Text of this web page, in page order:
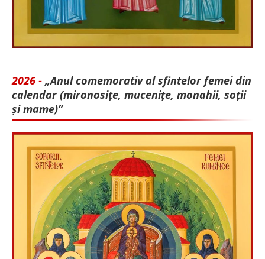
2026 - „Anul comemorativ al sfintelor femei din
calendar (mironosițe, mu­cenițe, monahii, soții
și mame)”